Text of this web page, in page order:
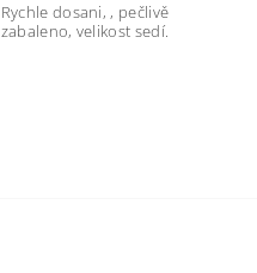
Rychle dosani, , pečlivě
zabaleno, velikost sedí.